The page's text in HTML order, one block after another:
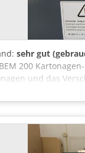
sehr gut
200
und das
der